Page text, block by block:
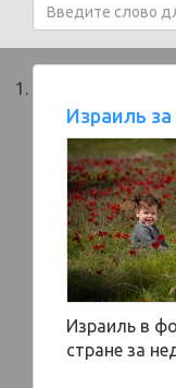
Израиль
Израиль в
стране за